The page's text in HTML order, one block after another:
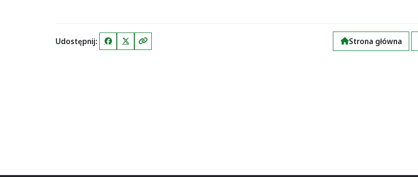
Udostępnij: FacebookX (Twitter)Kopiuj link Strona główna